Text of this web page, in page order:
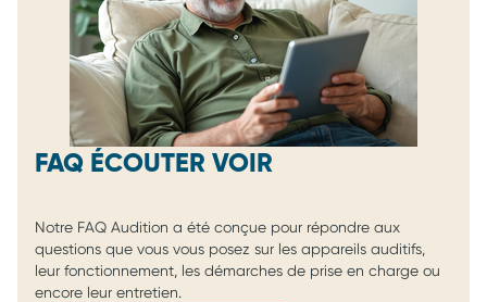
FAQ ÉCOUTER VOIR
Notre FAQ Audition a été conçue pour répondre aux
questions que vous vous posez sur les appareils auditifs,
leur fonctionnement, les démarches de prise en charge ou
encore leur entretien.